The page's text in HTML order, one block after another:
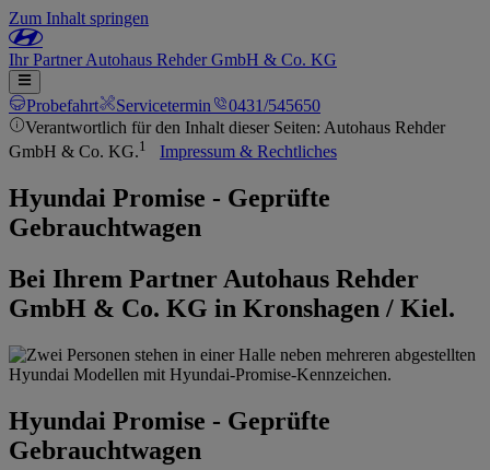
Zum Inhalt springen
IhrPartnerAutohaus Rehder GmbH & Co. KG
Probefahrt Servicetermin
0431/545650
Verantwortlich für den Inhalt dieser Seiten: Autohaus Rehder
GmbH & Co. KG.1 Impressum & Rechtliches
Hyundai Promise - Geprüfte
Gebrauchtwagen
Bei Ihrem Partner Autohaus Rehder
GmbH & Co. KG in Kronshagen / Kiel.
Hyundai Promise - Geprüfte
Gebrauchtwagen